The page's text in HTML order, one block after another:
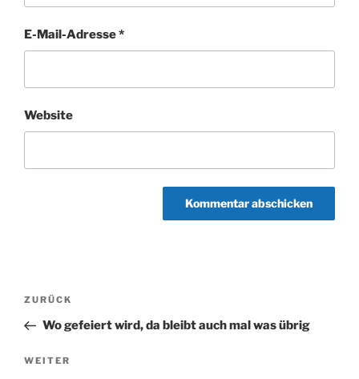
E-Mail-Adresse*
Website
Beitragsnavigation
Vorheriger
Beitrag
ZURÜCK
Wo gefeiert wird, da bleibt auch mal was übrig
Nächster
WEITER